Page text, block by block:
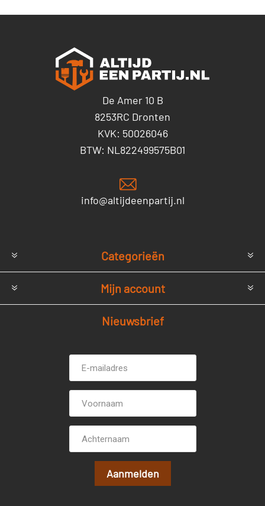
De Amer 10 B
8253RC Dronten
KVK: 50026046
BTW: NL822499575B01
info@altijdeenpartij.nl
Categorieën
Mijn account
Nieuwsbrief
mailadres *